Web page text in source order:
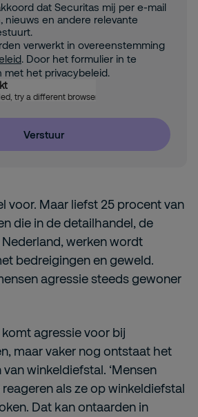
voor. Maar liefst 25 procent van
die in de detailhandel, de
werken wordt
bedreigingen en geweld.
agressie steeds gewoner
agressie voor bij
maar vaker nog ontstaat het
winkeldiefstal. ‘Mensen
als ze op winkeldiefstal
Dat kan ontaarden in
dat Securitas mij per e-mail
nieuws en andere relevante
verwerkt in overeenstemming
. Door het formulier in te
met het privacybeleid.
try a different browser
Verstuur